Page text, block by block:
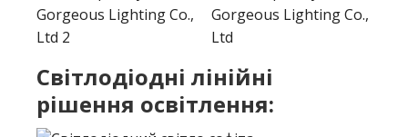
Світлодіодні лінійні
рішення освітлення: